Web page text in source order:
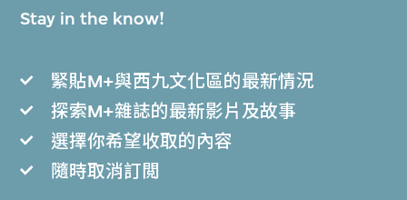
Stay in the know!
緊貼M+與西九文化區的最新情況
探索M+雜誌的最新影片及故事
選擇你希望收取的內容
隨時取消訂閲